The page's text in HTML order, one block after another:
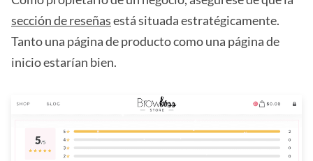
sección de reseñasestá situada estratégicamente.
Tanto una página de producto como una página de
inicio estarían bien.